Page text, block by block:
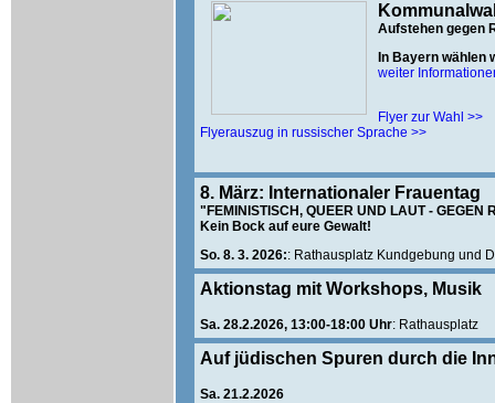
Aufstehen gegen
In Bayern wählen
weiter
Flyer zur Wahl >>
Flyerauszug in russischer Sprache >>
8. März: Internationaler Frauentag
"FEMINISTISCH, QUEER UND LAUT -
Kein Bock auf eure Gewalt!
So. 8. 3. 2026:: Rathausplatz Kundgebung und
Aktionstag mit Workshops, Musik
Sa. 28.2.2026, 13:00-18:00 Uhr: Rathausplatz
Auf jüdischen Spuren durch die
Sa. 21.2.2026